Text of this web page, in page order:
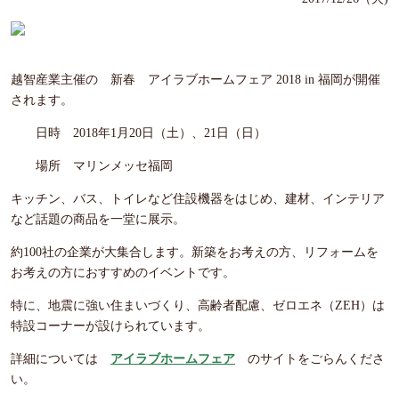
越智産業主催の 新春 アイラブホームフェア 2018 in 福岡が開催
されます。
日時 2018年1月20日（土）、21日（日）
場所 マリンメッセ福岡
キッチン、バス、トイレなど住設機器をはじめ、建材、インテリア
など話題の商品を一堂に展示。
約100社の企業が大集合します。新築をお考えの方、リフォームを
お考えの方におすすめのイベントです。
特に、地震に強い住まいづくり、高齢者配慮、ゼロエネ（ZEH）は
特設コーナーが設けられています。
詳細については アイラブホームフェア のサイトをごらんくださ
い。